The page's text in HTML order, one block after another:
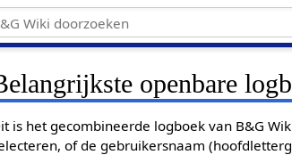
openbare
is het gecombineerde logboek van B&G
of de gebruikersnaam